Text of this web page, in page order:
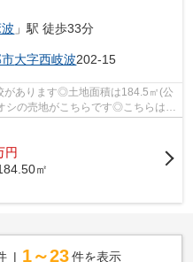
」駅 徒歩33分
大字西岐波202-15
があります◎土地面積は184.5㎡(公
シの売地がこちらです◎こちらは間
円
㎡
1～23 件を表示